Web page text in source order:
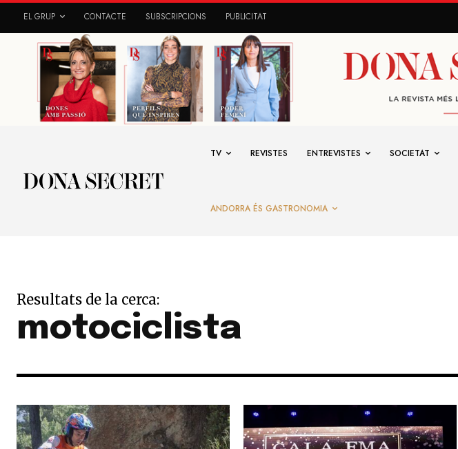
EL GRUP CONTACTE SUBSCRIPCIONS PUBLICITAT
TV REVISTES ENTREVISTES SOCIETAT
ANDORRA ÉS GASTRONOMIA
Resultats de la cerca:
motociclista